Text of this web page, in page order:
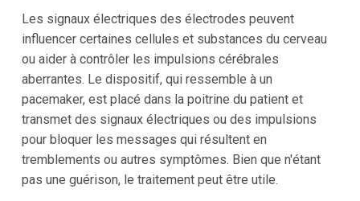
Les signaux électriques des électrodes peuvent
influencer certaines cellules et substances du cerveau
ou aider à contrôler les impulsions cérébrales
aberrantes. Le dispositif, qui ressemble à un
pacemaker, est placé dans la poitrine du patient et
transmet des signaux électriques ou des impulsions
pour bloquer les messages qui résultent en
tremblements ou autres symptômes. Bien que n'étant
pas une guérison, le traitement peut être utile.